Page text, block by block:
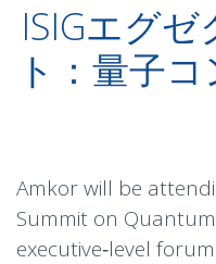
ISIGエグ
ト：量子
Amkor will be
Summit on
executive‑level